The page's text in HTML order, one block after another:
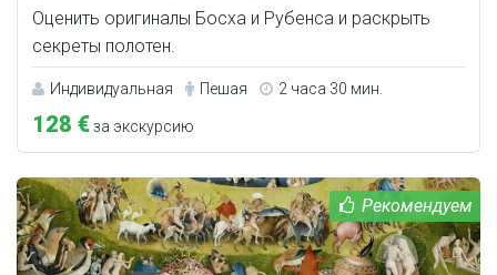
Оценить оригиналы Босха и Рубенса и раскрыть
секреты полотен.
Индивидуальная Пешая 2 часа 30 мин.
128 €за экскурсию